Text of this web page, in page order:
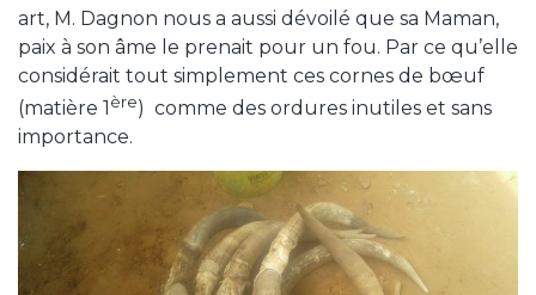
art, M. Dagnon nous a aussi dévoilé que sa Maman,
paix à son âme le prenait pour un fou. Par ce qu’elle
considérait tout simplement ces cornes de bœuf
(matière 1ère) comme des ordures inutiles et sans
importance.